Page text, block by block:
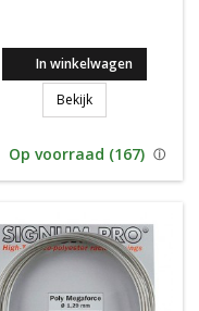
In winkelwagen
BekijkSignum Pro
Op voorraad (167)